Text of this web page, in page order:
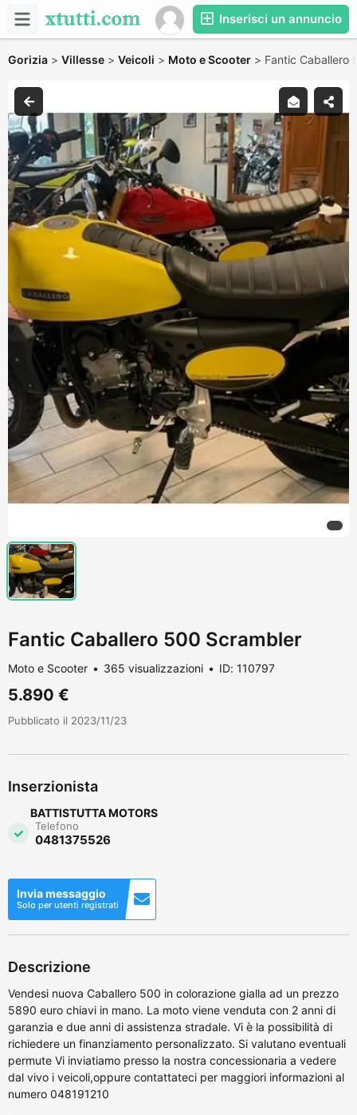
Inserisci un annuncio
Gorizia > Villesse > Veicoli > Moto e Scooter > Fantic Caballero
Fantic Caballero 500 Scrambler
Moto e Scooter 365 visualizzazioni ID: 110797
5.890 €
Pubblicato il 2023/11/23
Inserzionista
BATTISTUTTA MOTORS
Telefono
0481375526
Invia messaggio
Solo per utenti registrati
Descrizione
Vendesi nuova Caballero 500 in colorazione gialla ad un prezzo
5890 euro chiavi in mano. La moto viene venduta con 2 anni di
garanzia e due anni di assistenza stradale. Vi è la possibilità di
richiedere un finanziamento personalizzato. Si valutano eventuali
permute Vi inviatiamo presso la nostra concessionaria a vedere
dal vivo i veicoli,oppure contattateci per maggiori informazioni al
numero 048191210